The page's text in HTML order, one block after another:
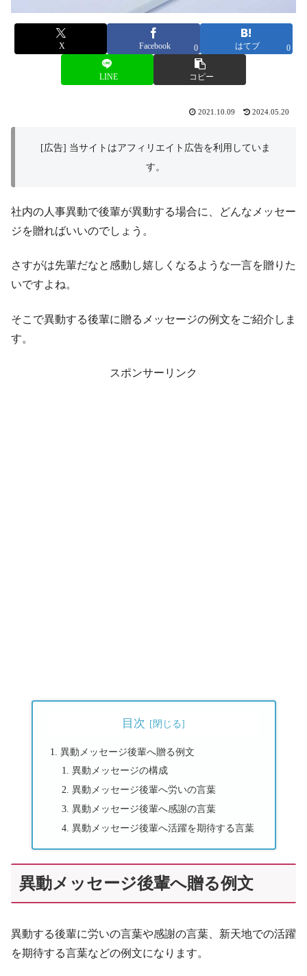
X Facebook 0 はてブ 0
LINE コピー
2021.10.09 2024.05.20
[広告] 当サイトはアフィリエイト広告を利用していま
す。
社内の人事異動で後輩が異動する場合に、どんなメッセー
ジを贈ればいいのでしょう。
さすがは先輩だなと感動し嬉しくなるような一言を贈りた
いですよね。
そこで異動する後輩に贈るメッセージの例文をご紹介しま
す。
スポンサーリンク
目次
異動メッセージ後輩へ贈る例文
異動メッセージの構成
異動メッセージ後輩へ労いの言葉
異動メッセージ後輩へ感謝の言葉
異動メッセージ後輩へ活躍を期待する言葉
異動メッセージ後輩へ贈る例文
異動する後輩に労いの言葉や感謝の言葉、新天地での活躍
を期待する言葉などの例文になります。